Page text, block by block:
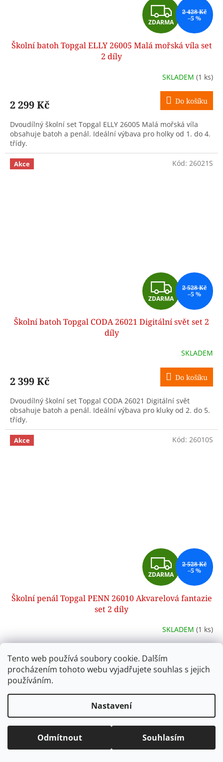
Tento web používá soubory cookie. Dalším
procházením tohoto webu vyjadřujete souhlas s jejich
používáním.
Nastavení
Odmítnout Souhlasím
Z
D
A
R
M
A
ZDARMA
2 428 Kč
–5 %
Školní batoh Topgal ELLY 26005 Malá mořská víla set
2 díly
SKLADEM (1 ks)
2 299 Kč Do košíku
Dvoudílný školní set Topgal ELLY 26005 Malá mořská víla
obsahuje batoh a penál. Ideální výbava pro holky od 1. do 4.
třídy.
Akce
Z
D
A
R
M
A
ZDARMA
2 528 Kč
–5 %
Školní batoh Topgal CODA 26021 Digitální svět set 2
díly
SKLADEM
2 399 Kč Do košíku
Dvoudílný školní set Topgal CODA 26021 Digitální svět
obsahuje batoh a penál. Ideální výbava pro kluky od 2. do 5.
třídy.
Kód: 26021S
Akce
Z
D
A
R
M
A
ZDARMA
2 528 Kč
–5 %
Školní penál Topgal PENN 26010 Akvarelová fantazie
set 2 díly
SKLADEM (1 ks)
2 399 Kč
Dvoudílný školní set Topgal Akvarelová fantazie obsahuje
penál PENN 26010 a pytlík na přezůvky. Praktická a sladěná
výbava pro školáky od 2. do 5. třídy.
Kód: 26010S
Akce Kód:26017S